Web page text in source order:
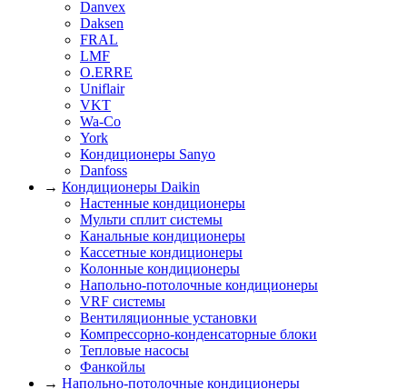
Danvex
Daksen
FRAL
LMF
O.ERRE
Uniflair
VKT
Wa-Co
York
Кондиционеры Sanyo
Danfoss
→ Кондиционеры Daikin
Настенные кондиционеры
Мульти сплит системы
Канальные кондиционеры
Кассетные кондиционеры
Колонные кондиционеры
Напольно-потолочные кондиционеры
VRF системы
Вентиляционные установки
Компрессорно-конденсаторные блоки
Тепловые насосы
Фанкойлы
→ Напольно-потолочные кондиционеры